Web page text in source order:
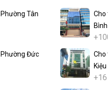
Tân
Cho
Bình
Đức
Cho
Kiệu